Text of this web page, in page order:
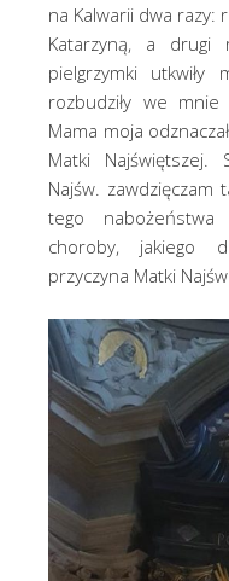
na Kalwarii dwa razy:
Katarzyną, a
pielgrzymki
rozbudziły we
Mama moja
Matki
Najśw.
tego
choroby, jakiego
przyczyna Matki